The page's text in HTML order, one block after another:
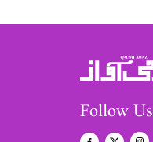
Follow Us